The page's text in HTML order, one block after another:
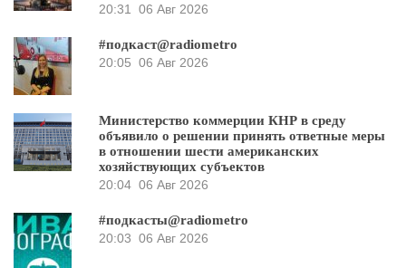
20:31
06 Авг 2026
#подкаст@radiometro
20:05 06 Авг 2026
Министерство коммерции КНР в среду
объявило о решении принять ответные меры
в отношении шести американских
хозяйствующих субъектов
20:04 06 Авг 2026
#подкасты@radiometro
20:03 06 Авг 2026